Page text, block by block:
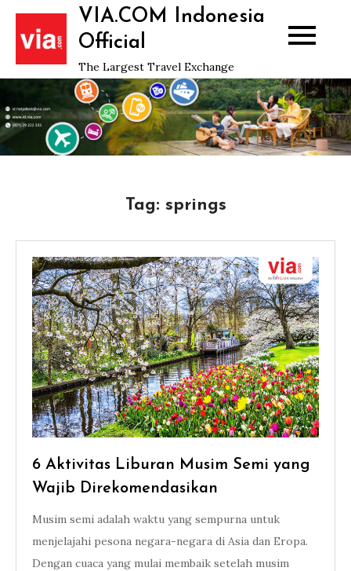
Skip
content
VIA.COM Indonesia
Official
The Largest Travel Exchange
Tag: springs
6 Aktivitas Liburan Musim Semi yang
Wajib Direkomendasikan
Musim semi adalah waktu yang sempurna untuk
menjelajahi pesona negara-negara di Asia dan Eropa.
Dengan cuaca yang mulai membaik setelah musim